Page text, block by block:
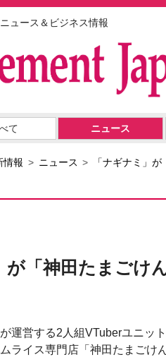
ュース＆ビジネス情報
て ニュース
情報 ニュース 「ナギナミ」
が「神田たまごけ
運営する2人組VTuberユニット
ライス専門店「神田たまごけ